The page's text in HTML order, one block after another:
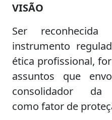
VISÃO
Ser
instrumento
ética profissional,
assuntos que
consolidador
como fator de